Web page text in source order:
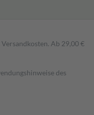
Ab 29,00 €
des